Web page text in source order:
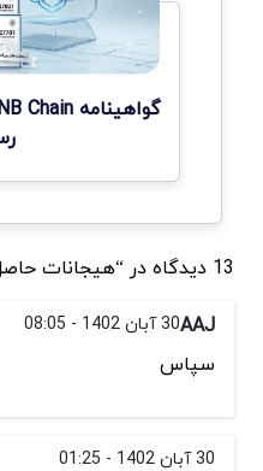
13 دیدگاه در “هیجانات حاصل در پی تایید ETF بیت کوین”
AAJ30 آبان 1402 - 08:05
سپاس
30 آبان 1402 - 01:25